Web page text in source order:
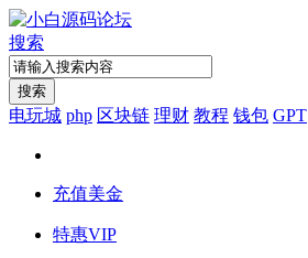
搜索
搜索
电玩城 php 区块链 理财 教程 钱包 GPT
充值美金
特惠VIP